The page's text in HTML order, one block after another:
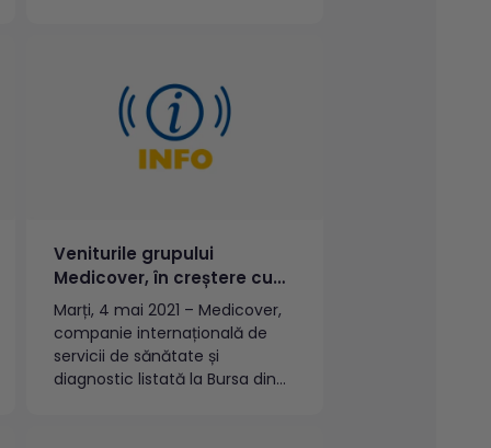
prima jumătate a anului 2021.
La nivel internațional, după
primele șase luni ale anului,
compania a înregistrat o...
Veniturile grupului
Medicover, în creștere cu
33% în primul trimestru al
anului
Marți, 4 mai 2021 – Medicover,
companie internațională de
servicii de sănătate și
diagnostic listată la Bursa din